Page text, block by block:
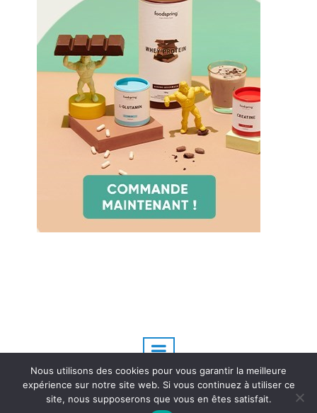
Nous utilisons des cookies pour vous garantir la meilleure
expérience sur notre site web. Si vous continuez à utiliser ce
site, nous supposerons que vous en êtes satisfait.